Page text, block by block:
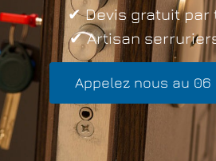
✔ Devis gratuit par
✔ Artisan
Appelez nous au 06